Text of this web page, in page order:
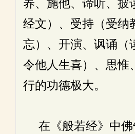
养、施他、谛听、披
经文）、受持（受纳
忘）、开演、讽诵（
令他人生喜）、思惟
行的功德极大。
在《般若经》中佛